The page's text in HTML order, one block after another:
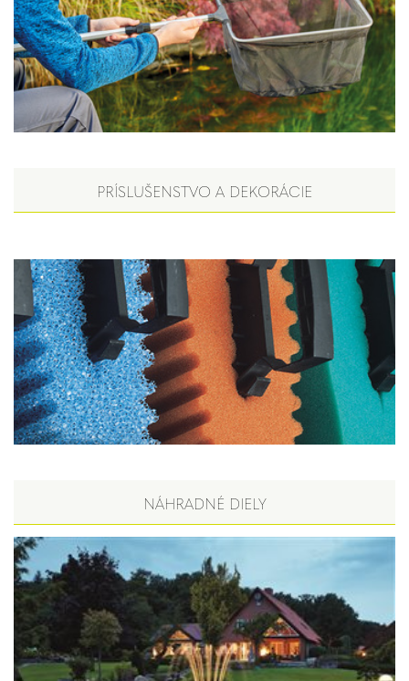
PRÍSLUŠENSTVO A DEKORÁCIE
NÁHRADNÉ DIELY